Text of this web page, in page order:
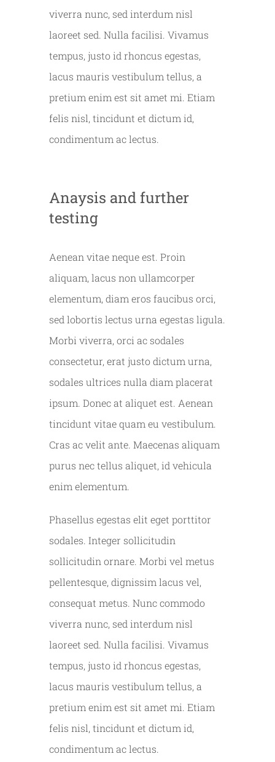
viverra nunc, sed interdum nisl
laoreet sed. Nulla facilisi. Vivamus
tempus, justo id rhoncus egestas,
lacus mauris vestibulum tellus, a
pretium enim est sit amet mi. Etiam
felis nisl, tincidunt et dictum id,
condimentum ac lectus.
Anaysis and further
testing
Aenean vitae neque est. Proin
aliquam, lacus non ullamcorper
elementum, diam eros faucibus orci,
sed lobortis lectus urna egestas ligula.
Morbi viverra, orci ac sodales
consectetur, erat justo dictum urna,
sodales ultrices nulla diam placerat
ipsum. Donec at aliquet est. Aenean
tincidunt vitae quam eu vestibulum.
Cras ac velit ante. Maecenas aliquam
purus nec tellus aliquet, id vehicula
enim elementum.
Phasellus egestas elit eget porttitor
sodales. Integer sollicitudin
sollicitudin ornare. Morbi vel metus
pellentesque, dignissim lacus vel,
consequat metus. Nunc commodo
viverra nunc, sed interdum nisl
laoreet sed. Nulla facilisi. Vivamus
tempus, justo id rhoncus egestas,
lacus mauris vestibulum tellus, a
pretium enim est sit amet mi. Etiam
felis nisl, tincidunt et dictum id,
condimentum ac lectus.